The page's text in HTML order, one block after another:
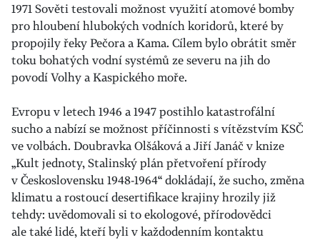
1971 Sověti testovali možnost využití atomové bomby
pro hloubení hlubokých vodních koridorů, které by
propojily řeky Pečora a Kama. Cílem bylo obrátit směr
toku bohatých vodní systémů ze severu na jih do
povodí Volhy a Kaspického moře.
Evropu v letech 1946 a 1947 postihlo katastrofální
sucho a nabízí se možnost příčinnosti s vítězstvím KSČ
ve volbách. Doubravka Olšáková a Jiří Janáč v knize
„Kult jednoty, Stalinský plán přetvoření přírody
v Československu 1948-1964“ dokládají, že sucho, změna
klimatu a rostoucí desertifikace krajiny hrozily již
tehdy: uvědomovali si to ekologové, přírodovědci
ale také lidé, kteří byli v každodenním kontaktu